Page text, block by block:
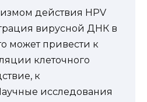
действия HPV
вирусной ДНК в
может привести к
клеточного
к
исследования